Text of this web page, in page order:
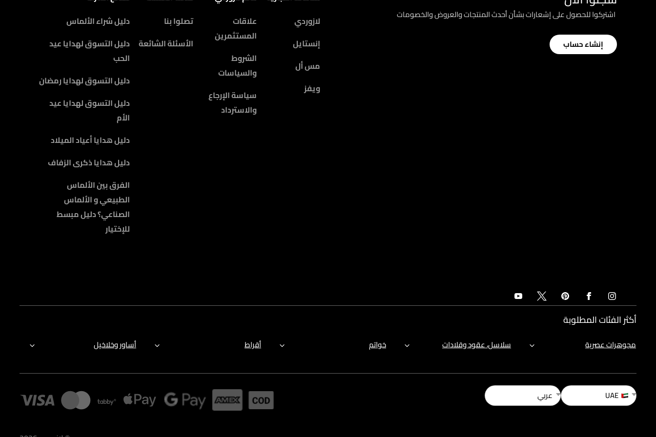
؜ اشتركوا للحصول على إشعارات بشأن أحدث المنتجات والعروض والخصومات
إنشاء حساب
لازوردي
إنستايل
مس أل
ويفز
علاقات
المستثمرين
الشروط
والسياسات
سياسة الإرجاع
والاسترداد
تصلوا بنا
الأسئلة الشائعة
دليل شراء الألماس
دليل التسوق لهدايا عيد
الحب
دليل التسوق لهدايا رمضان
دليل التسوق لهدايا عيد
الأم
دليل هدايا أعياد الميلاد
دليل هدايا ذكرى الزفاف
الفرق بين الألماس
الطبيعي و الألماس
الصناعي؟ دليل مبسط
للإختيار
أكثر الفئات المطلوبة
مجوهرات عصرية سلاسل، عقود وقلادات خواتم أقراط أساور وخلاخيل
UAE عربي